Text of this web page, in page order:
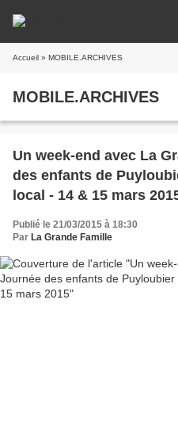
Accueil » MOBILE.ARCHIVES
MOBILE.ARCHIVES
Un week-end avec La
des enfants de
local - 14 & 15 mars
Publié le 21/03/2015 à 18:30
Par La Grande Famille